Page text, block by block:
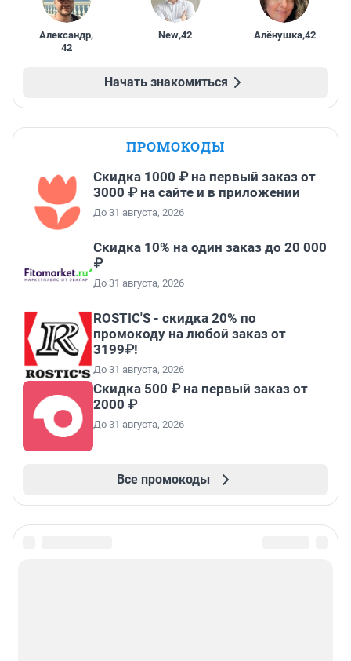
Александр,
42
New,42 Алёнушка,42
Начать знакомиться
ПРОМОКОДЫ
Скидка 1000 ₽ на первый заказ от
3000 ₽ на сайте и в приложении
До 31 августа, 2026
Скидка 10% на один заказ до 20 000
₽
До 31 августа, 2026
ROSTIC'S - скидка 20% по
промокоду на любой заказ от
3199₽!
До 31 августа, 2026
Скидка 500 ₽ на первый заказ от
2000 ₽
До 31 августа, 2026
Все промокоды